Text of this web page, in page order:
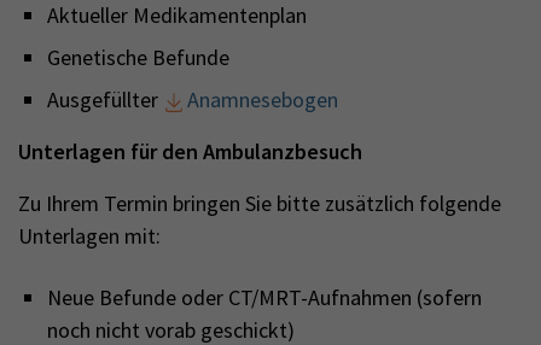
Aktueller Medikamentenplan
Genetische Befunde
Ausgefüllter
Anamnesebogen
Unterlagen für den Ambulanzbesuch
Zu Ihrem Termin bringen Sie bitte zusätzlich folgende
Unterlagen mit:
Neue Befunde oder CT/MRT-Aufnahmen (sofern
noch nicht vorab geschickt)